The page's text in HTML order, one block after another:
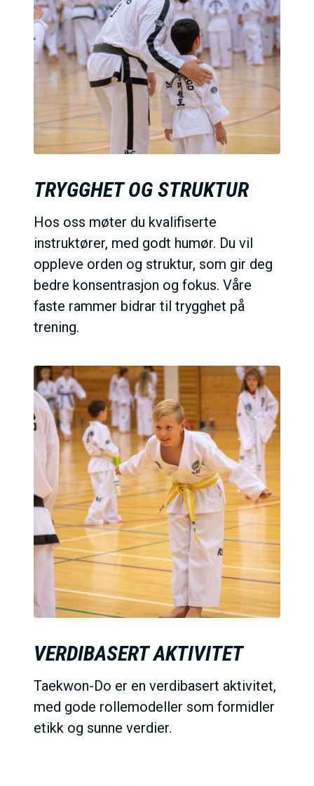
TRYGGHET OG STRUKTUR
Hos oss møter du kvalifiserte
instruktører, med godt humør. Du vil
oppleve orden og struktur, som gir deg
bedre konsentrasjon og fokus. Våre
faste rammer bidrar til trygghet på
trening.
VERDIBASERT AKTIVITET
Taekwon-Do er en verdibasert aktivitet,
med gode rollemodeller som formidler
etikk og sunne verdier.